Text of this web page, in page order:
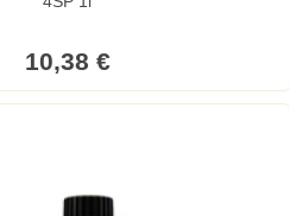
10,38 €